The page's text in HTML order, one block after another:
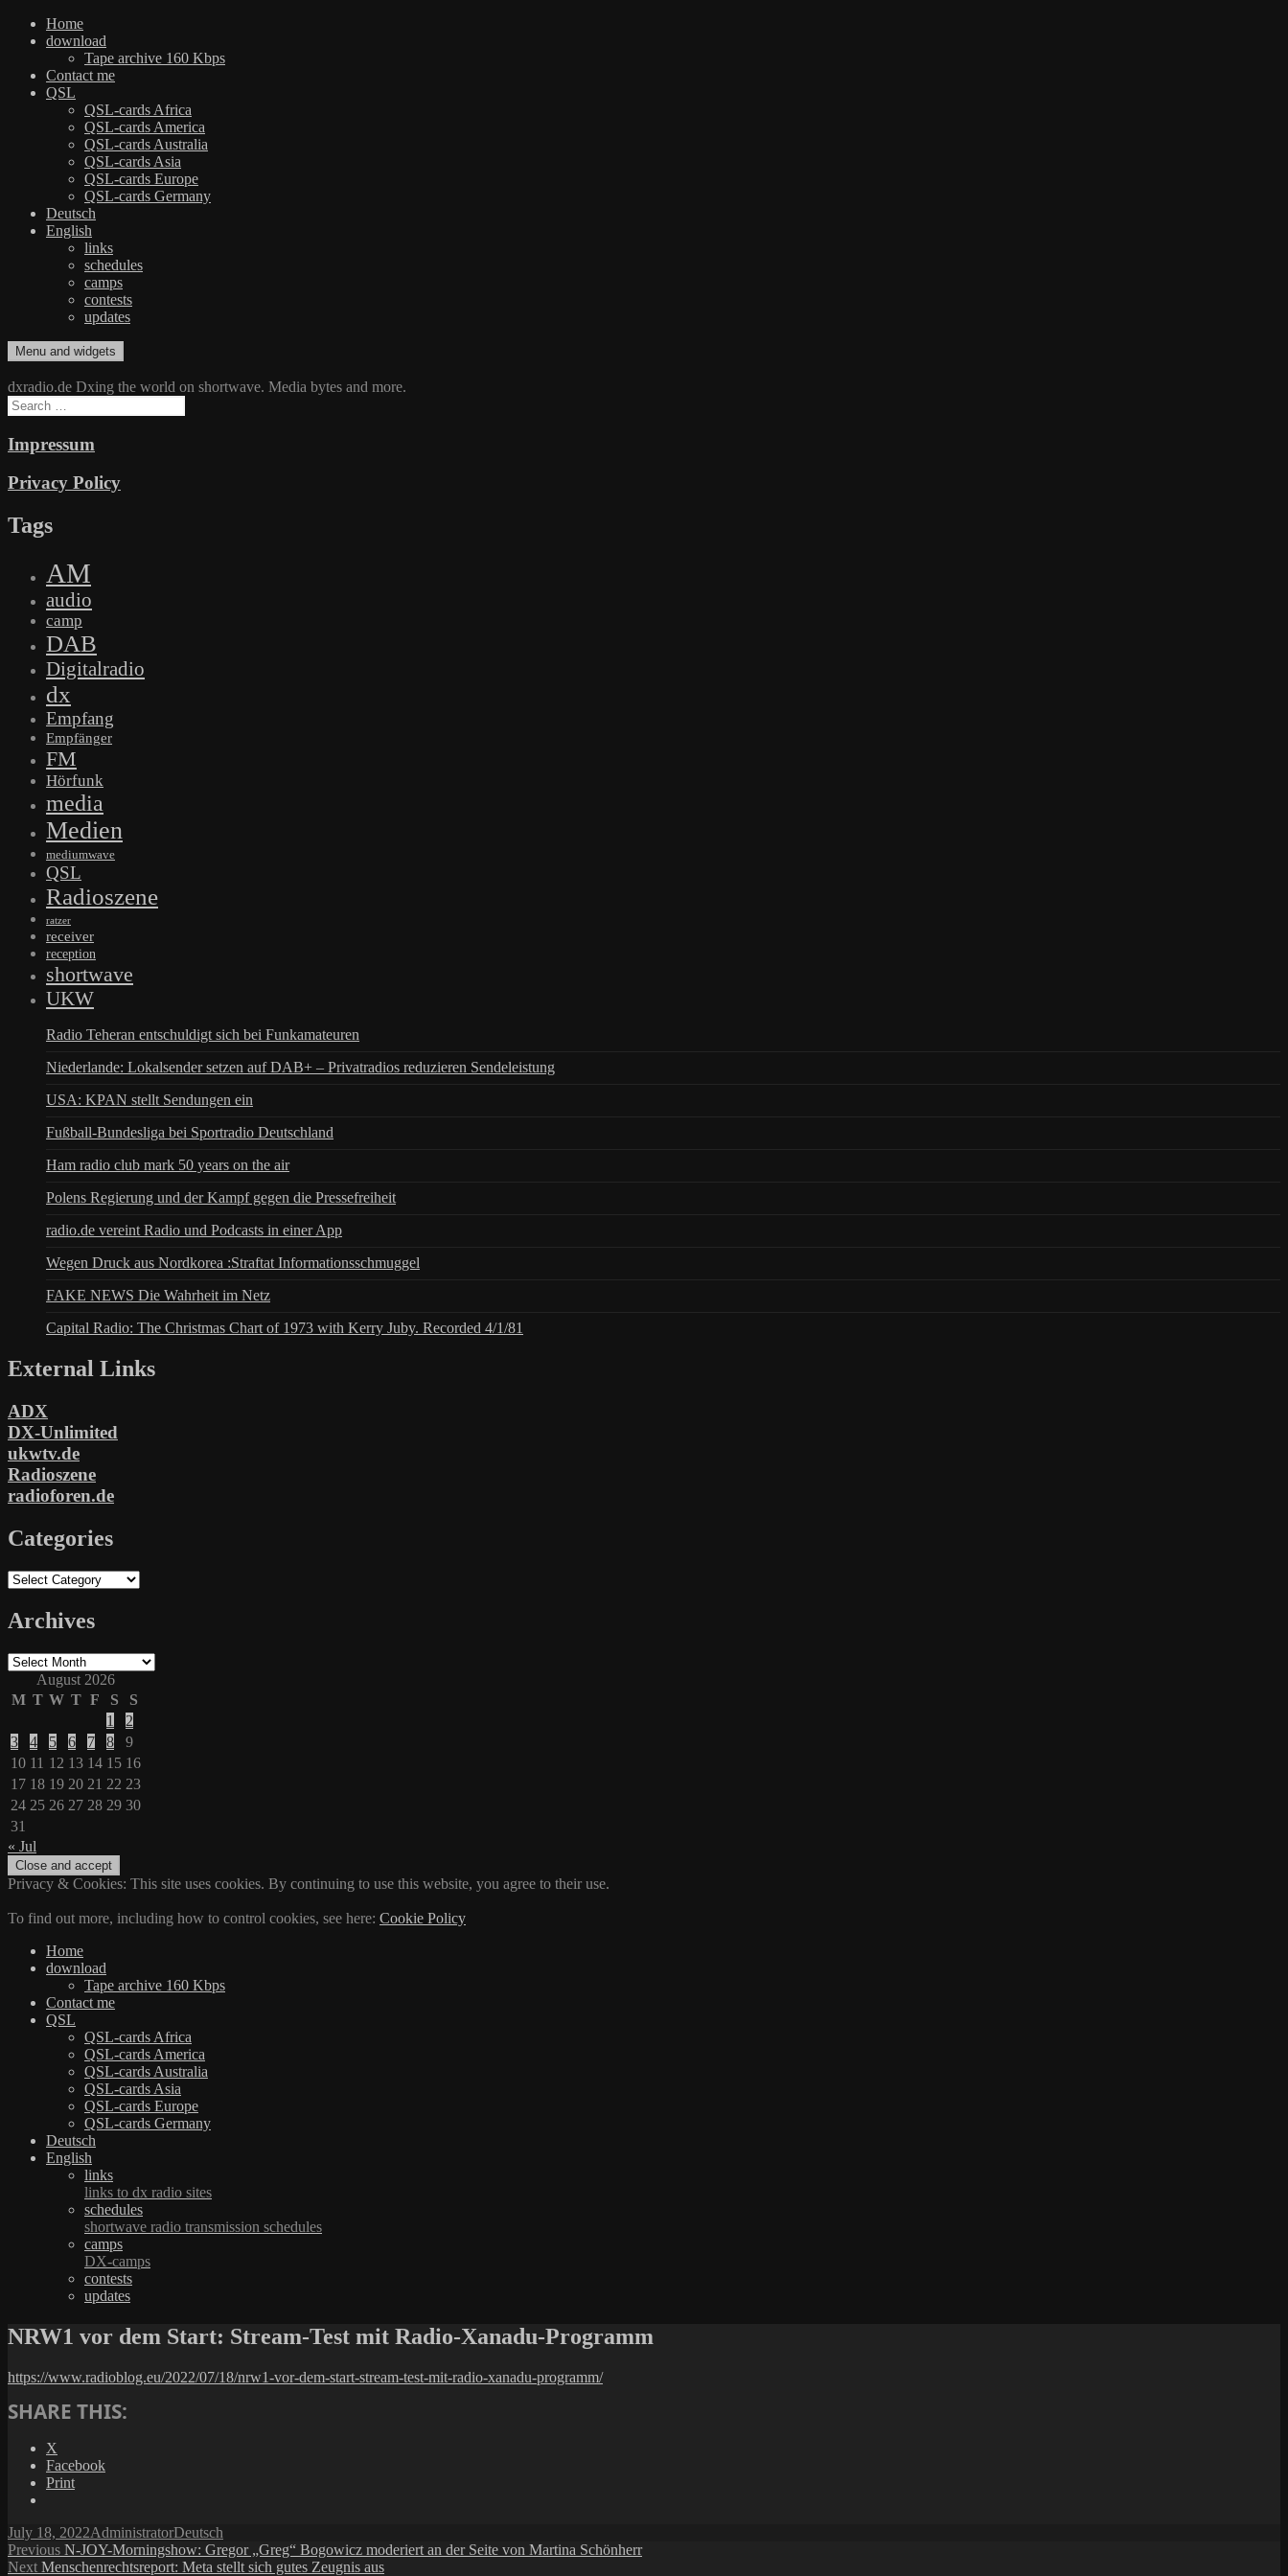
Home
download
Tape archive 160 Kbps
Contact me
QSL
QSL-cards Africa
QSL-cards America
QSL-cards Australia
QSL-cards Asia
QSL-cards Europe
QSL-cards Germany
Deutsch
English
links
schedules
camps
contests
updates
Skip
to
content
dxradio.de
DXing the world on shortwave
Menu and widgets
dxradio.de Dxing the world on shortwave. Media bytes and more.
Search
for:
Impressum
Privacy Policy
Tags
AM
audio
camp
DAB
Digitalradio
dx
Empfang
Empfänger
FM
Hörfunk
media
Medien
mediumwave
QSL
Radioszene
ratzer
receiver
reception
shortwave
UKW
Radio Teheran entschuldigt sich bei Funkamateuren
Niederlande: Lokalsender setzen auf DAB+ – Privatradios reduzieren Sendeleistung
USA: KPAN stellt Sendungen ein
Fußball-Bundesliga bei Sportradio Deutschland
Ham radio club mark 50 years on the air
Polens Regierung und der Kampf gegen die Pressefreiheit
radio.de vereint Radio und Podcasts in einer App
Wegen Druck aus Nordkorea :Straftat Informationsschmuggel
FAKE NEWS Die Wahrheit im Netz
Capital Radio: The Christmas Chart of 1973 with Kerry Juby. Recorded 4/1/81
External Links
ADX
DX-Unlimited
ukwtv.de
Radioszene
radioforen.de
Categories
Categories
Archives
Archives
August 2026
M T W T F S
S
1
2
3
4 5 6 7 8
9
10 11 12 13 14 15 16
17 18 19 20 21 22 23
24 25 26 27 28 29 30
31
« Jul
Privacy & Cookies: This site uses cookies. By continuing to use this website, you agree to their use.
To find out more, including how to control cookies, see here: Cookie Policy
Home
download
Tape archive 160 Kbps
Contact me
QSL
QSL-cards Africa
QSL-cards America
QSL-cards Australia
QSL-cards Asia
QSL-cards Europe
QSL-cards Germany
Deutsch
English
links
links to dx radio sites
schedules
shortwave radio transmission schedules
camps
DX-camps
contests
updates
NRW1 vor dem Start: Stream-Test mit Radio-Xanadu-Programm
https://www.radioblog.eu/2022/07/18/nrw1-vor-dem-start-stream-test-mit-radio-xanadu-programm/
SHARE THIS:
X
Facebook
Print
Posted
on
July 18, 2022Author
AdministratorCategories
Deutsch
Post
Previous Previous
post:
N-JOY-Morningshow: Gregor „Greg“ Bogowicz moderiert an der Seite von Martina Schönherr
Next Next
Menschenrechtsreport: Meta stellt sich gutes Zeugnis aus